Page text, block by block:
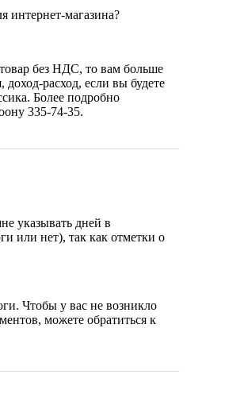
интернет-магазина?
без НДС, то вам больше
расход, если вы будете
Более подробно
335-74-35.
указывать дней в
или нет), так как отметки о
Чтобы у вас не возникло
можете обратиться к